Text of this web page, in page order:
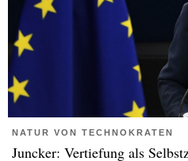
NATUR VON TECHNOKRATEN
Juncker: Vertiefung als